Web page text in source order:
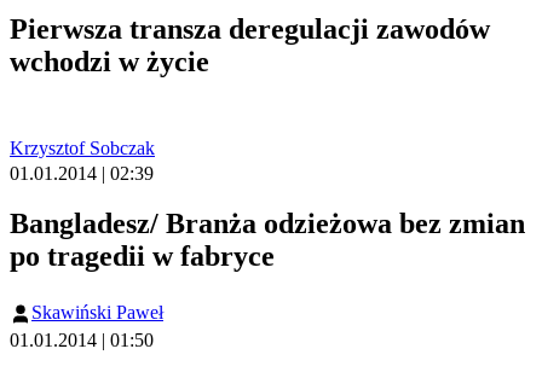
Pierwsza transza deregulacji zawodów
wchodzi w życie
Krzysztof Sobczak
01.01.2014 | 02:39
Bangladesz/ Branża odzieżowa bez zmian
po tragedii w fabryce
Skawiński Paweł
01.01.2014 | 01:50